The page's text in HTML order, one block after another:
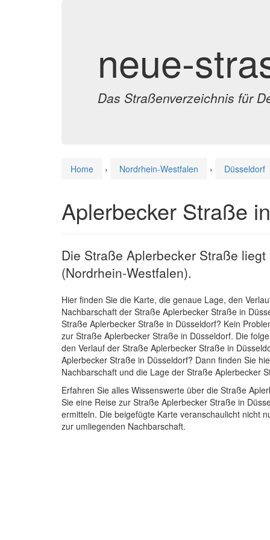
neue-
Das Straßenverzeichnis für
Home › Nordrhein-Westfalen › Düsseldorf
Aplerbecker Straße
Die Straße Aplerbecker Straße
(Nordrhein-Westfalen).
Hier finden Sie die Karte, die genaue Lage, den
Nachbarschaft der Straße Aplerbecker Straße in
Straße Aplerbecker Straße in Düsseldorf? Kein
zur Straße Aplerbecker Straße in Düsseldorf. Die
den Verlauf der Straße Aplerbecker Straße in
Aplerbecker Straße in Düsseldorf? Dann finden Sie
Nachbarschaft und die Lage der Straße Aplerbecker
Erfahren Sie alles Wissenswerte über die Straße
Sie eine Reise zur Straße Aplerbecker Straße in
ermitteln. Die beigefügte Karte veranschaulicht nicht
zur umliegenden Nachbarschaft.